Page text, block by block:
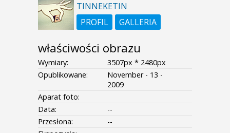
TINNEKETIN
PROFIL
GALLERIA
właściwości obrazu
Wymiary:
3507px * 2480px
Opublikowane:
November - 13 -
2009
Aparat foto:
Data:
--
Przesłona:
--